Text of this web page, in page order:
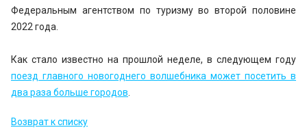
Федеральным агентством по туризму во второй половине
2022 года.
Как стало известно на прошлой неделе, в следующем году
поезд главного новогоднего волшебника может посетить в
два раза больше городов
Возврат к списку